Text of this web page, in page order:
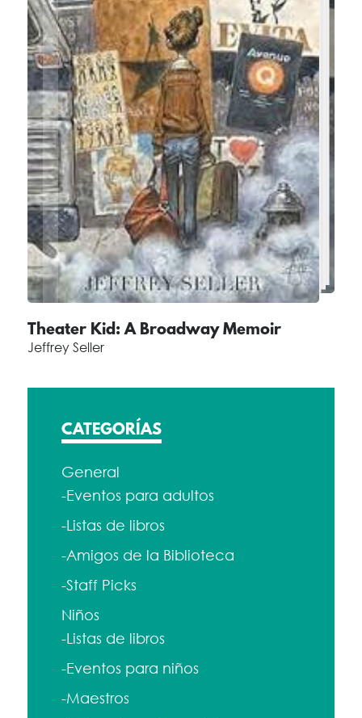
Theater Kid: A Broadway Memoir
Jeffrey Seller
CATEGORÍAS
General
-Eventos para adultos
-Listas de libros
-Amigos de la Biblioteca
-Staff Picks
Niños
-Listas de libros
-Eventos para niños
-Maestros